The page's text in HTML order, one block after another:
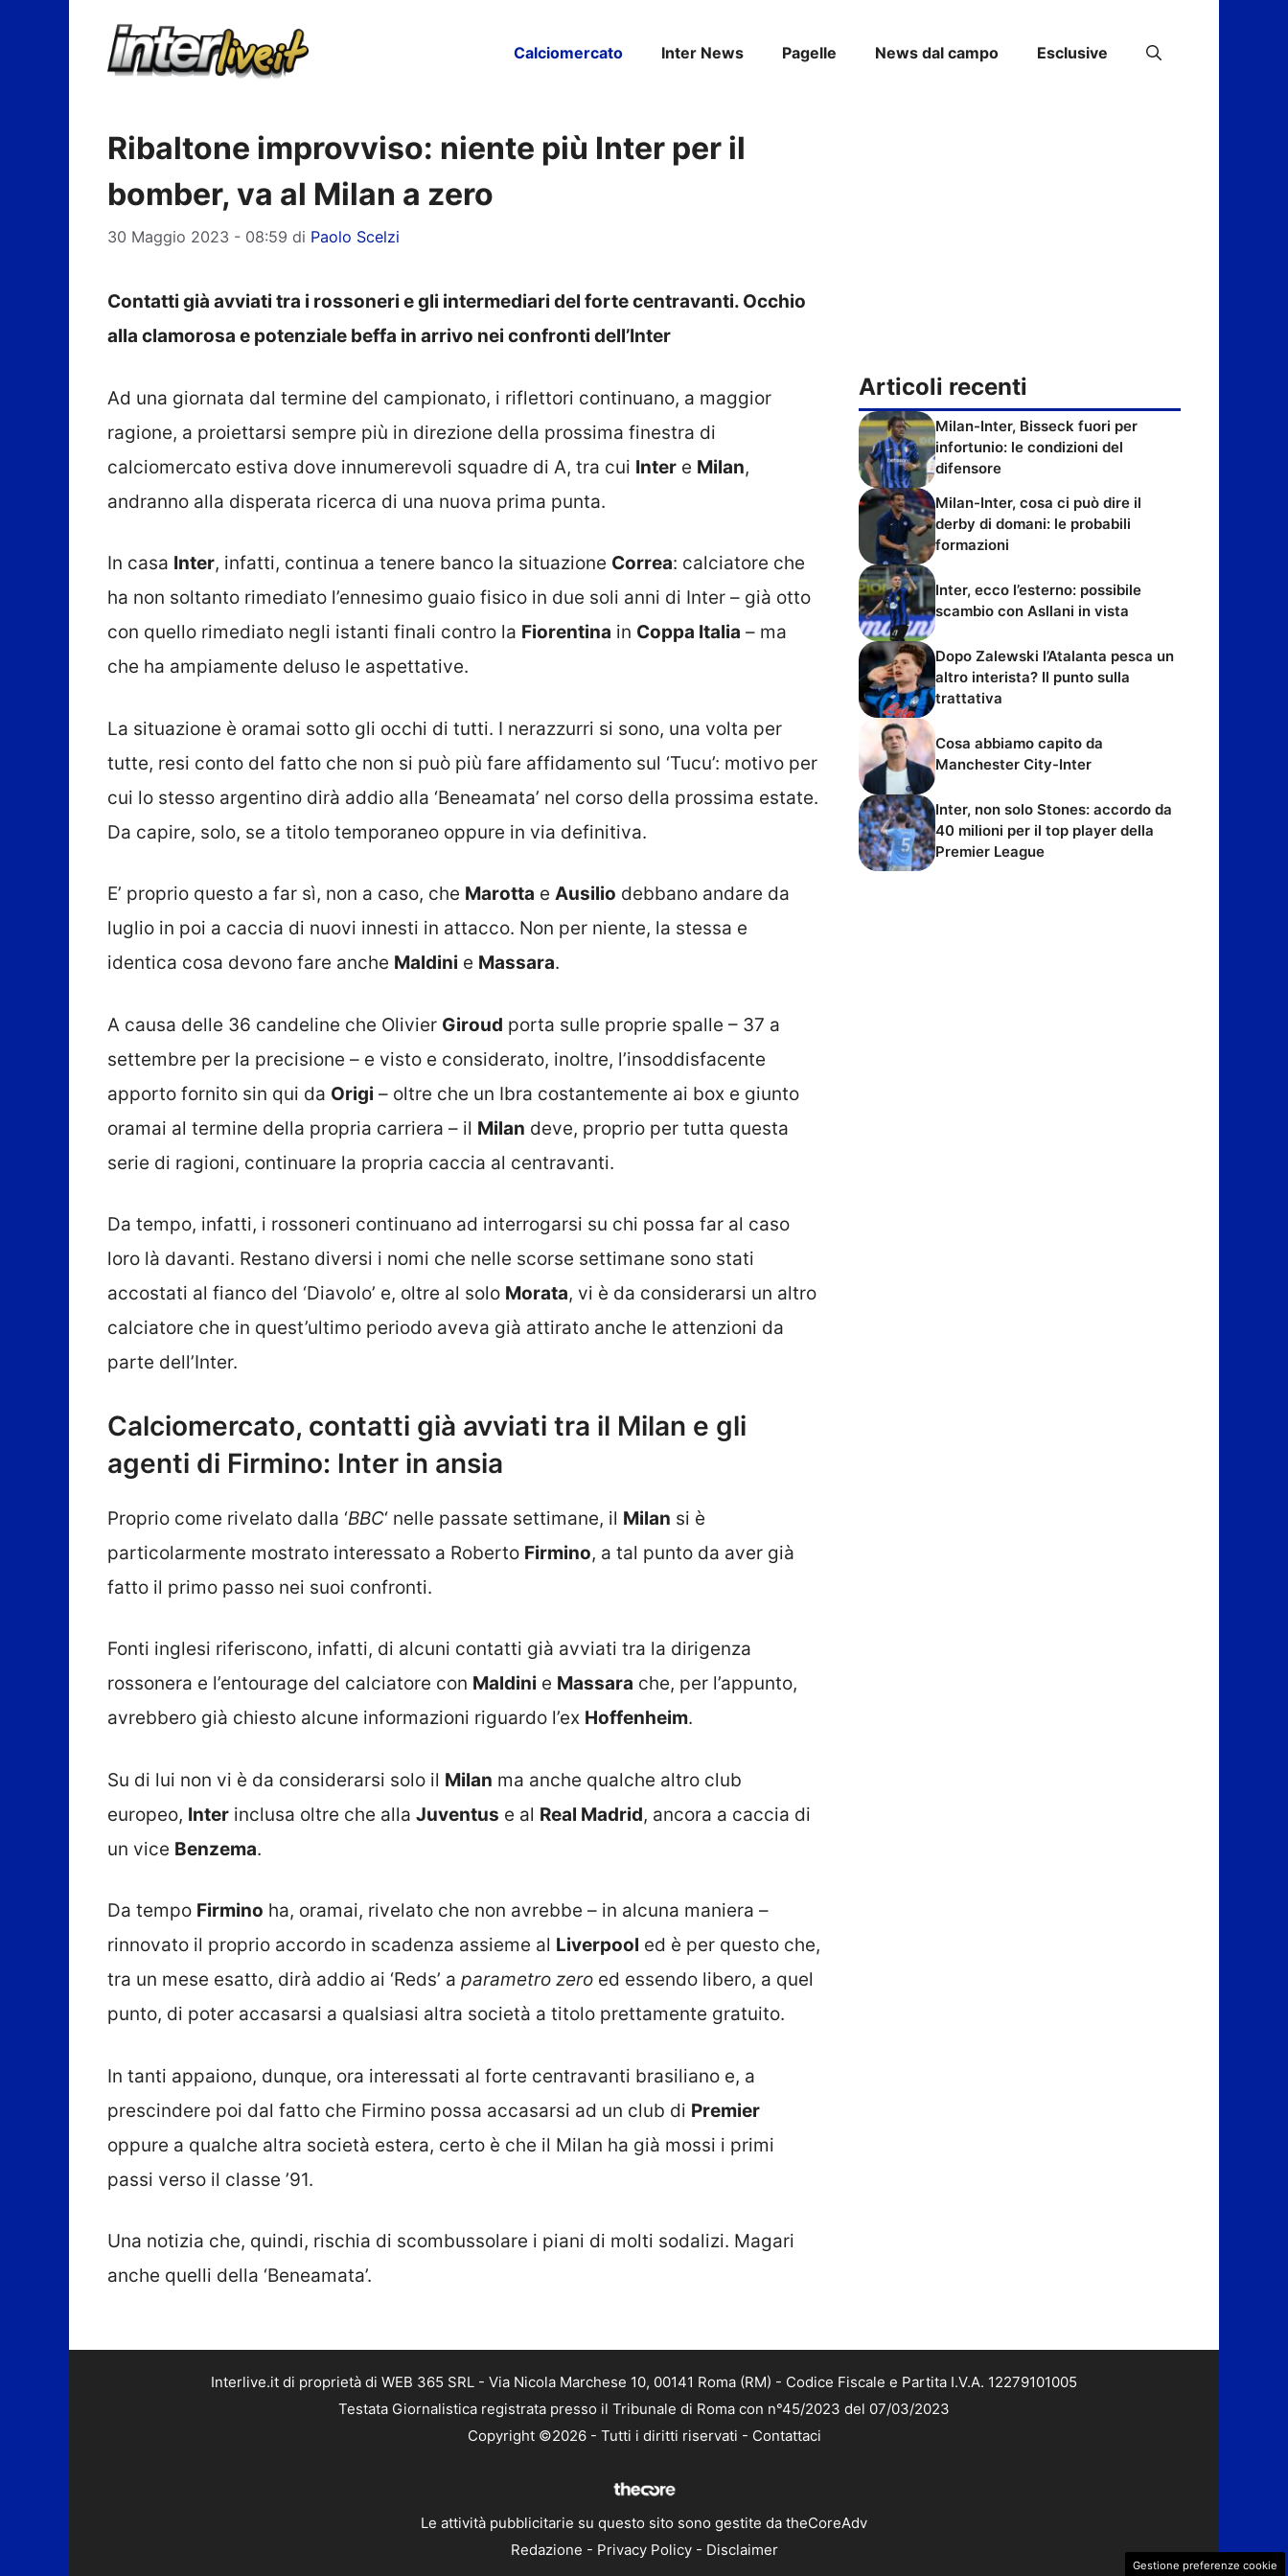
Calciomercato Inter News Pagelle News dal campo Esclusive
Ribaltone improvviso: niente più Inter per il
bomber, va al Milan a zero
30 Maggio 2023 - 08:59 di Paolo Scelzi
Contatti già avviati tra i rossoneri e gli intermediari del forte centravanti. Occhio
alla clamorosa e potenziale beffa in arrivo nei confronti dell’Inter
Ad una giornata dal termine del campionato, i riflettori continuano, a maggior
ragione, a proiettarsi sempre più in direzione della prossima finestra di
calciomercato estiva dove innumerevoli squadre di A, tra cui Inter e Milan,
andranno alla disperata ricerca di una nuova prima punta.
In casa Inter, infatti, continua a tenere banco la situazione Correa: calciatore che
ha non soltanto rimediato l’ennesimo guaio fisico in due soli anni di Inter – già otto
con quello rimediato negli istanti finali contro la Fiorentina in Coppa Italia – ma
che ha ampiamente deluso le aspettative.
La situazione è oramai sotto gli occhi di tutti. I nerazzurri si sono, una volta per
tutte, resi conto del fatto che non si può più fare affidamento sul ‘Tucu’: motivo per
cui lo stesso argentino dirà addio alla ‘Beneamata’ nel corso della prossima estate.
Da capire, solo, se a titolo temporaneo oppure in via definitiva.
E’ proprio questo a far sì, non a caso, che Marotta e Ausilio debbano andare da
luglio in poi a caccia di nuovi innesti in attacco. Non per niente, la stessa e
identica cosa devono fare anche Maldini e Massara.
A causa delle 36 candeline che Olivier Giroud porta sulle proprie spalle – 37 a
settembre per la precisione – e visto e considerato, inoltre, l’insoddisfacente
apporto fornito sin qui da Origi – oltre che un Ibra costantemente ai box e giunto
oramai al termine della propria carriera – il Milan deve, proprio per tutta questa
serie di ragioni, continuare la propria caccia al centravanti.
Da tempo, infatti, i rossoneri continuano ad interrogarsi su chi possa far al caso
loro là davanti. Restano diversi i nomi che nelle scorse settimane sono stati
accostati al fianco del ‘Diavolo’ e, oltre al solo Morata, vi è da considerarsi un altro
calciatore che in quest’ultimo periodo aveva già attirato anche le attenzioni da
parte dell’Inter.
Calciomercato, contatti già avviati tra il Milan e gli
agenti di Firmino: Inter in ansia
Proprio come rivelato dalla ‘BBC‘ nelle passate settimane, il Milan si è
particolarmente mostrato interessato a Roberto Firmino, a tal punto da aver già
fatto il primo passo nei suoi confronti.
Fonti inglesi riferiscono, infatti, di alcuni contatti già avviati tra la dirigenza
rossonera e l’entourage del calciatore con Maldini e Massara che, per l’appunto,
avrebbero già chiesto alcune informazioni riguardo l’ex Hoffenheim.
Su di lui non vi è da considerarsi solo il Milan ma anche qualche altro club
europeo, Inter inclusa oltre che alla Juventus e al Real Madrid, ancora a caccia di
un vice Benzema.
Da tempo Firmino ha, oramai, rivelato che non avrebbe – in alcuna maniera –
rinnovato il proprio accordo in scadenza assieme al Liverpool ed è per questo che,
tra un mese esatto, dirà addio ai ‘Reds’ a parametro zero ed essendo libero, a quel
punto, di poter accasarsi a qualsiasi altra società a titolo prettamente gratuito.
In tanti appaiono, dunque, ora interessati al forte centravanti brasiliano e, a
prescindere poi dal fatto che Firmino possa accasarsi ad un club di Premier
oppure a qualche altra società estera, certo è che il Milan ha già mossi i primi
passi verso il classe ’91.
Una notizia che, quindi, rischia di scombussolare i piani di molti sodalizi. Magari
anche quelli della ‘Beneamata’.
Articoli recenti
Milan-Inter, Bisseck fuori per
infortunio: le condizioni del
difensore
Milan-Inter, cosa ci può dire il
derby di domani: le probabili
formazioni
Inter, ecco l’esterno: possibile
scambio con Asllani in vista
Dopo Zalewski l’Atalanta pesca un
altro interista? Il punto sulla
trattativa
Cosa abbiamo capito da
Manchester City-Inter
Inter, non solo Stones: accordo da
40 milioni per il top player della
Premier League
Interlive.it di proprietà di WEB 365 SRL - Via Nicola Marchese 10, 00141 Roma (RM) - Codice Fiscale e Partita I.V.A. 12279101005
Testata Giornalistica registrata presso il Tribunale di Roma con n°45/2023 del 07/03/2023
Copyright ©2026 - Tutti i diritti riservati - Contattaci
Le attività pubblicitarie su questo sito sono gestite da theCoreAdv
Redazione - Privacy Policy- Disclaimer
Gestione preferenze cookie